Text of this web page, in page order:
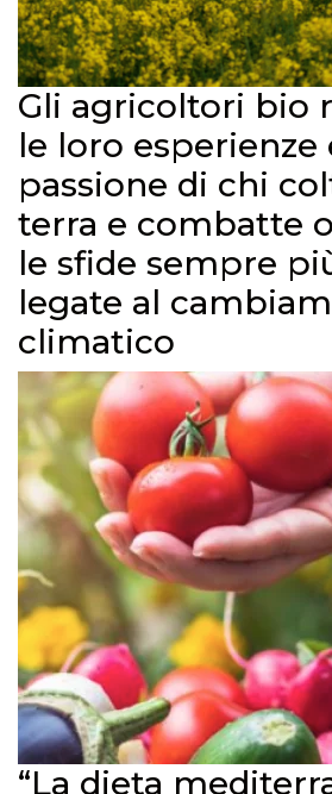
Gli agricoltori bio
le loro esperienze
passione di chi
terra e combatte
le sfide sempre
legate al
climatico
“La dieta